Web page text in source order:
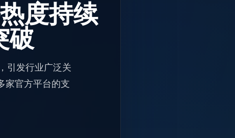
度持续
破
引发行业广泛关
家官方平台的支